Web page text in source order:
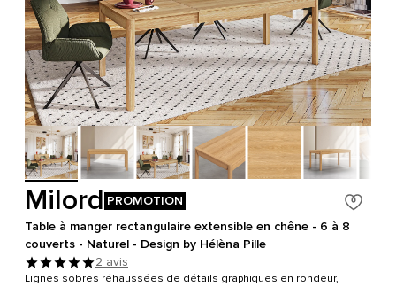
Milord PROMOTION
Table à manger rectangulaire extensible en chêne - 6 à 8
couverts - Naturel - Design by Hélèna Pille
2 avis
Lignes sobres réhaussées de détails graphiques en rondeur,